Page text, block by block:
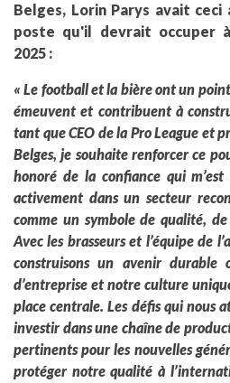
Belges, Lorin Parys avait
poste qu'il devrait occuper
2025 :
« Le football et la bière ont un
émeuvent et contribuent à
tant que CEO de la Pro League et
Belges, je souhaite renforcer ce
honoré de la confiance qui m’est
activement dans un secteur
comme un symbole de qualité,
Avec les brasseurs et l’équipe de
construisons un avenir durable
d’entreprise et notre culture
place centrale. Les défis qui nous
investir dans une chaîne de
pertinents pour les nouvelles
protéger notre qualité à